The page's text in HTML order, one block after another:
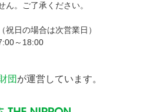
ん。ご了承ください。
祝日の場合は次営業日）
～18:00
団 が運営しています。